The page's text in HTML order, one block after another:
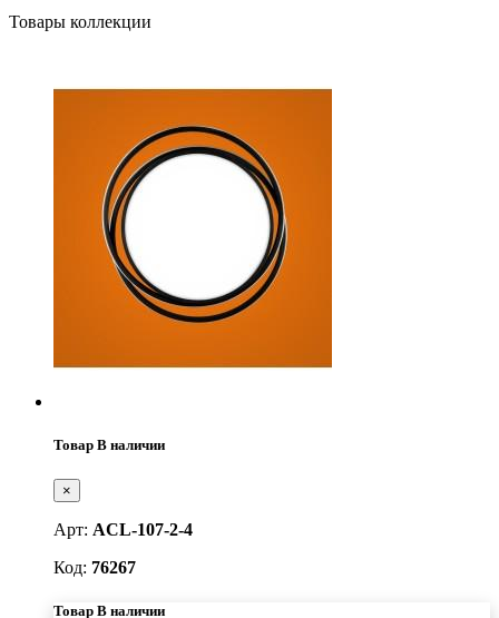
Товары коллекции
Товар В наличии
×
Арт: ACL-107-2-4
Код: 76267
Товар В наличии